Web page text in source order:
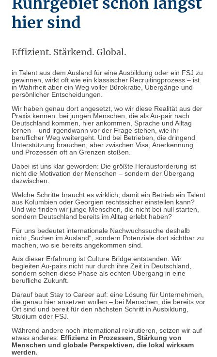
hier sind
Effizient. Stärkend. Global.
in Talent aus dem Ausland für eine Ausbildung oder ein FSJ zu
gewinnen, wirkt oft wie ein klassischer Recruitingprozess – ist
in Wahrheit aber ein Weg voller Bürokratie, Übergänge und
persönlicher Entscheidungen.
Wir haben genau dort angesetzt, wo wir diese Realität aus der
Praxis kennen: bei jungen Menschen, die als Au-pair nach
Deutschland kommen, hier ankommen, Sprache und Alltag
lernen – und irgendwann vor der Frage stehen, wie ihr
beruflicher Weg weitergeht. Und bei Betrieben, die dringend
Unterstützung brauchen, aber zwischen Visa, Anerkennung
und Prozessen oft an Grenzen stoßen.
Dabei ist uns klar geworden: Die größte Herausforderung ist
nicht die Motivation der Menschen – sondern der Übergang
dazwischen.
Welche Schritte braucht es wirklich, damit ein Betrieb ein Talent
aus Kolumbien oder Georgien rechtssicher einstellen kann?
Und wie finden wir junge Menschen, die nicht bei null starten,
sondern Deutschland bereits im Alltag erlebt haben?
Für uns bedeutet internationale Nachwuchssuche deshalb
nicht „Suchen im Ausland“, sondern Potenziale dort sichtbar zu
machen, wo sie bereits angekommen sind.
Aus dieser Erfahrung ist Culture Bridge entstanden. Wir
begleiten Au-pairs nicht nur durch ihre Zeit in Deutschland,
sondern sehen diese Phase als echten Übergang in eine
berufliche Zukunft.
Darauf baut Stay to Career auf: eine Lösung für Unternehmen,
die genau hier ansetzen wollen – bei Menschen, die bereits vor
Ort sind und bereit für den nächsten Schritt in Ausbildung,
Studium oder FSJ.
Während andere noch international rekrutieren, setzen wir auf
etwas anderes: Effizienz in Prozessen, Stärkung von
Menschen und globale Perspektiven, die lokal wirksam
werden.